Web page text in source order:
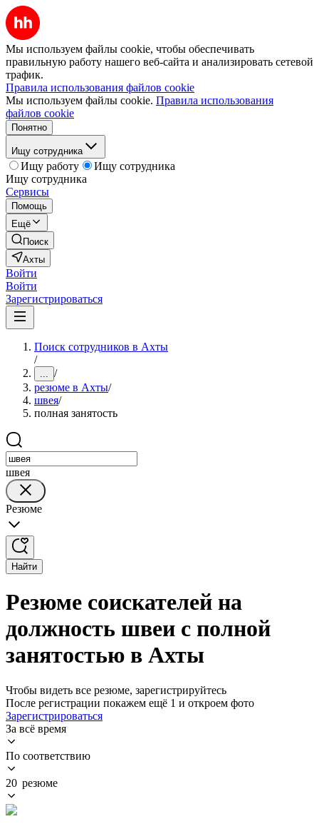
Мы используем файлы cookie, чтобы обеспечивать
правильную работу нашего веб-сайта и анализировать сетевой
трафик.
Правила использования файлов cookie
Мы используем файлы cookie. Правила использования
файлов cookie
Понятно
Ищу сотрудника
Ищу работу
Ищу сотрудника
Ищу сотрудника
Сервисы
Помощь
Ещё
Поиск
Ахты
Войти
Войти
Зарегистрироваться
Поиск сотрудников в Ахты
/
... /
резюме в Ахты/
швея/
полная занятость
швея
Резюме
Найти
Резюме соискателей на
должность швеи с полной
занятостью в Ахты
Чтобы видеть все резюме, зарегистрируйтесь
После регистрации покажем ещё 1 и откроем фото
Зарегистрироваться
За всё время
По соответствию
20 резюме